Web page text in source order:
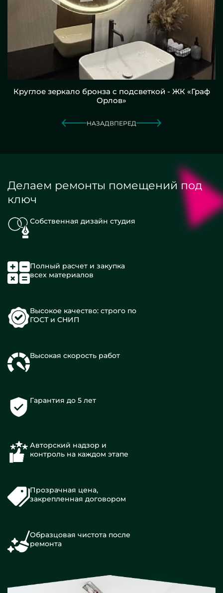
Круглое зеркало бронза с подсветкой - ЖК «Граф
Орлов»
НАЗАД ВПЕРЕД
Делаем ремонты помещений под
ключ
Собственная дизайн студия
Полный расчет и закупка
всех материалов
Высокое качество: строго по
ГОСТ и СНИП
Высокая скорость работ
Гарантия до 5 лет
Авторский надзор и
контроль на каждом этапе
Прозрачная цена,
закрепленная договором
Образцовая чистота после
ремонта